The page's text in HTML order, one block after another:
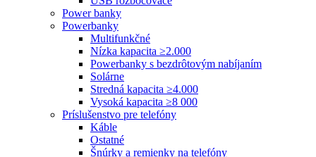
Power banky
Powerbanky
Multifunkčné
Nízka kapacita ≥2.000
Powerbanky s bezdrôtovým nabíjaním
Solárne
Stredná kapacita ≥4.000
Vysoká kapacita ≥8 000
Príslušenstvo pre telefóny
Káble
Ostatné
Šnúrky a remienky na telefóny